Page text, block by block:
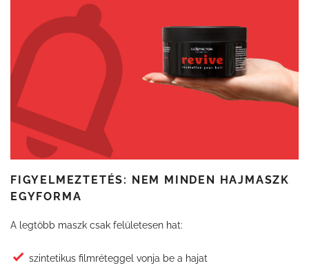
FIGYELMEZTETÉS: NEM MINDEN HAJMASZK
EGYFORMA
A legtöbb maszk csak felületesen hat:
szintetikus filmréteggel vonja be a hajat